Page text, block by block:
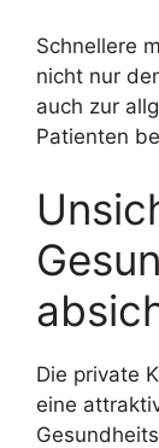
Schnellere
nicht nur
auch zur
Patienten
Die private
eine